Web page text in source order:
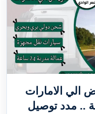
الي الامارات
مرنة .. مدد توصيل